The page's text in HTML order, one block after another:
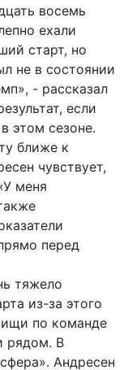
восемь
ехали
старт, но
не в состоянии
- рассказал
если
этом сезоне.
ближе к
чувствует,
меня
перед
тяжело
из-за этого
по команде
рядом. В
Андресен